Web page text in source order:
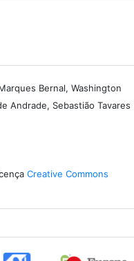
Bernal, Washington
Andrade, Sebastião Tavares
Creative Commons